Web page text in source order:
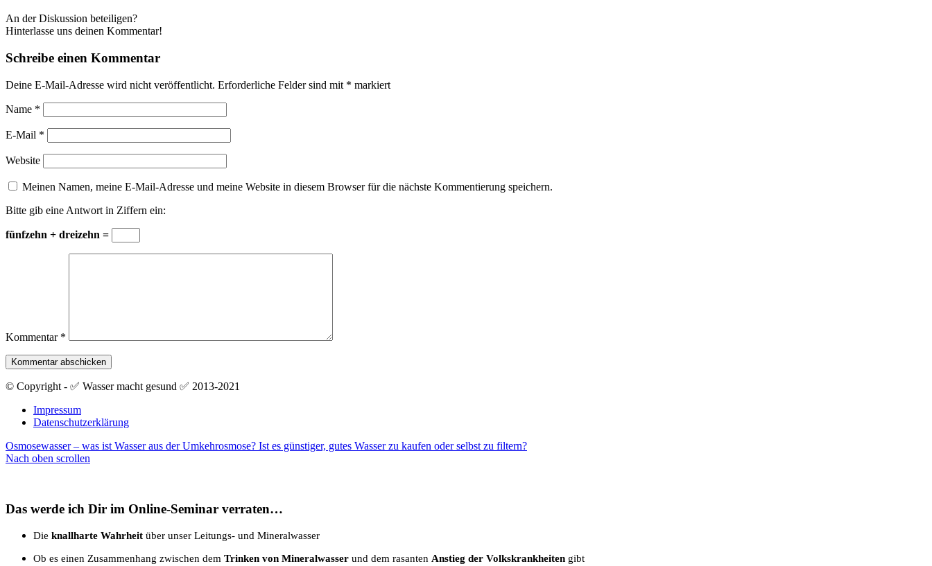
An der Diskussion beteiligen?
Hinterlasse uns deinen Kommentar!
Schreibe einen Kommentar
Deine E-Mail-Adresse wird nicht veröffentlicht. Erforderliche Felder sind mit * markiert
Name *
E-Mail *
Website
Meinen Namen, meine E-Mail-Adresse und meine Website in diesem Browser für die nächste Kommentierung speichern.
Bitte gib eine Antwort in Ziffern ein:
fünfzehn + dreizehn =
Kommentar *
© Copyright - ✅ Wasser macht gesund ✅ 2013-2021
Impressum
Datenschutzerklärung
Osmosewasser – was ist Wasser aus der Umkehrosmose? Ist es günstiger, gutes Wasser zu kaufen oder selbst zu filtern?
Nach oben scrollen
Das werde ich Dir im Online-Seminar verraten…
Die knallharte Wahrheit über unser Leitungs- und Mineralwasser
Ob es einen Zusammenhang zwischen dem Trinken von Mineralwasser und dem rasanten Anstieg der Volkskrankheiten gibt